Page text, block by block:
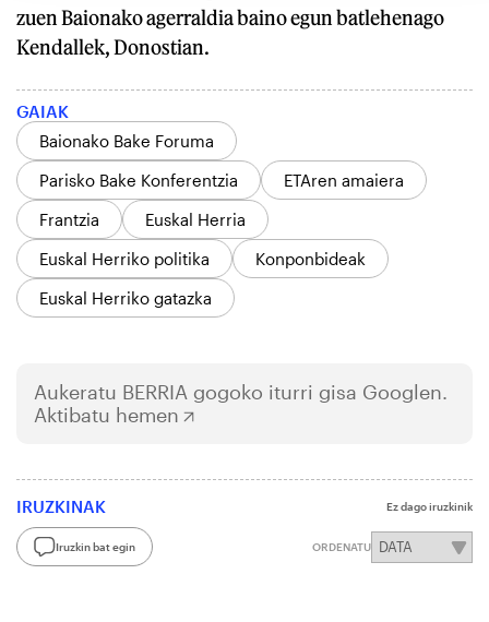
zuen Baionako agerraldia baino egun batlehenago
Kendallek, Donostian.
GAIAK
Baionako Bake Foruma
Parisko Bake Konferentzia
ETAren amaiera
Frantzia
Euskal Herria
Euskal Herriko politika
Konponbideak
Euskal Herriko gatazka
Aukeratu BERRIA gogoko iturri gisa Googlen.
Aktibatu hemen
IRUZKINAK Ez dago iruzkinik
Iruzkin bat egin ORDENATU